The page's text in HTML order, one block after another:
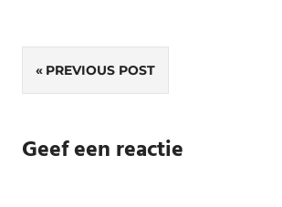
Bericht
navigatie
PREVIOUS POST
Geef een reactie